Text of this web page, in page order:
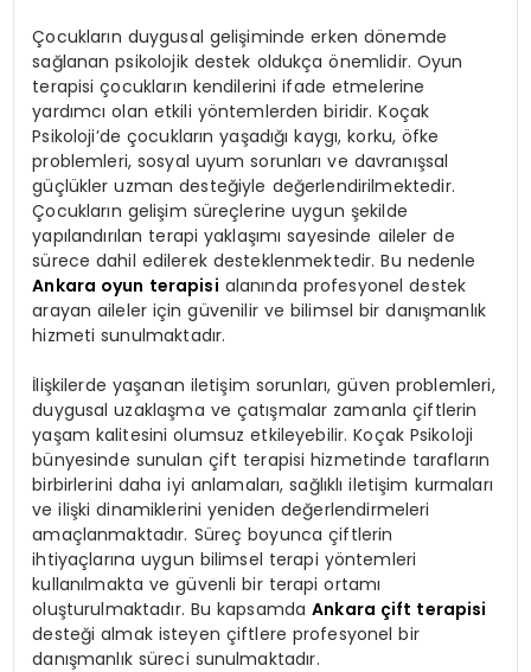
Çocukların duygusal gelişiminde erken dönemde
sağlanan psikolojik destek oldukça önemlidir. Oyun
terapisi çocukların kendilerini ifade etmelerine
yardımcı olan etkili yöntemlerden biridir. Koçak
Psikoloji’de çocukların yaşadığı kaygı, korku, öfke
problemleri, sosyal uyum sorunları ve davranışsal
güçlükler uzman desteğiyle değerlendirilmektedir.
Çocukların gelişim süreçlerine uygun şekilde
yapılandırılan terapi yaklaşımı sayesinde aileler de
sürece dahil edilerek desteklenmektedir. Bu nedenle
Ankara oyun terapisi alanında profesyonel destek
arayan aileler için güvenilir ve bilimsel bir danışmanlık
hizmeti sunulmaktadır.
İlişkilerde yaşanan iletişim sorunları, güven problemleri,
duygusal uzaklaşma ve çatışmalar zamanla çiftlerin
yaşam kalitesini olumsuz etkileyebilir. Koçak Psikoloji
bünyesinde sunulan çift terapisi hizmetinde tarafların
birbirlerini daha iyi anlamaları, sağlıklı iletişim kurmaları
ve ilişki dinamiklerini yeniden değerlendirmeleri
amaçlanmaktadır. Süreç boyunca çiftlerin
ihtiyaçlarına uygun bilimsel terapi yöntemleri
kullanılmakta ve güvenli bir terapi ortamı
oluşturulmaktadır. Bu kapsamdaAnkara çift terapisi
desteği almak isteyen çiftlere profesyonel bir
danışmanlık süreci sunulmaktadır.